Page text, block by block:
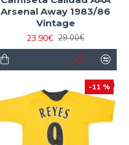
Arsenal Away 1983/86
Vintage
23.90€ 29.00€
-11 %